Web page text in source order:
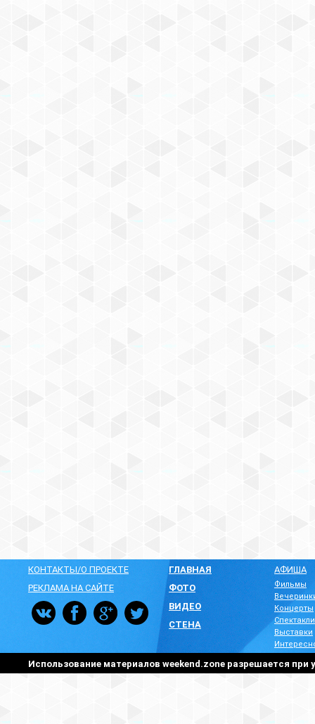
КОНТАКТЫ/О ПРОЕКТЕ
РЕКЛАМА НА САЙТЕ
ГЛАВНАЯ
ФОТО
ВИДЕО
СТЕНА
АФИША
Фильмы
Концерты
Спектакли
Выставки
Использование материалов weekend.zone разрешается